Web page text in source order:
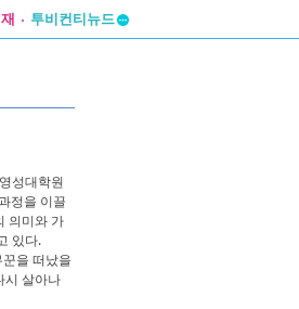
투비컨티뉴드
성대학원
정을 이끌
의미와 가
있다.
을 떠났을
시 살아나